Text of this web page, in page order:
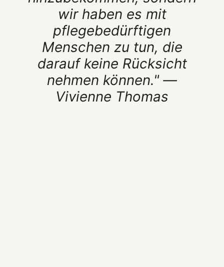
wir haben es mit
pflegebedürftigen
Menschen zu tun, die
darauf keine Rücksicht
nehmen können." —
Vivienne Thomas